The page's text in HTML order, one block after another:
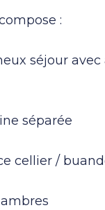
:
séjour avec
séparée
/